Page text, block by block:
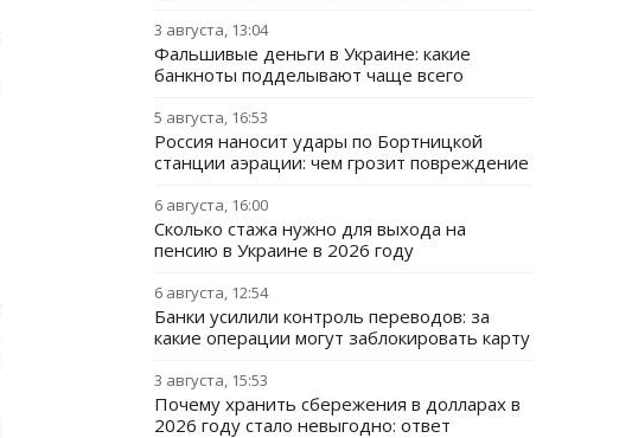
3 августа, 13:04
Фальшивые деньги в Украине: какие
банкноты подделывают чаще всего
5 августа, 16:53
Россия наносит удары по Бортницкой
станции аэрации: чем грозит повреждение
6 августа, 16:00
Сколько стажа нужно для выхода на
пенсию в Украине в 2026 году
6 августа, 12:54
Банки усилили контроль переводов: за
какие операции могут заблокировать карту
3 августа, 15:53
Почему хранить сбережения в долларах в
2026 году стало невыгодно: ответ